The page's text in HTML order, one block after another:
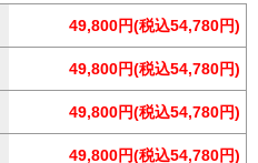
49,800円(税込54,780円)
49,800円(税込54,780円)
49,800円(税込54,780円)
49,800円(税込54,780円)